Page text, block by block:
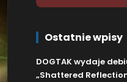
Ostatnie wpisy
DOGTAK wydaje
„Shattered